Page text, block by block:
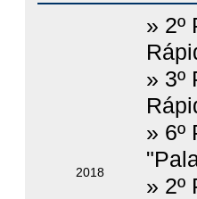
2018
» 2º
» 3º
» 6º
» 2º